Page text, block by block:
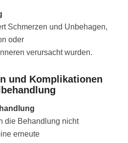
Schmerzen und Unbehagen,
oder
verursacht wurden.
und Komplikationen
die Behandlung nicht
erneute